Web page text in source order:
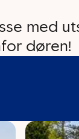
med
døren!